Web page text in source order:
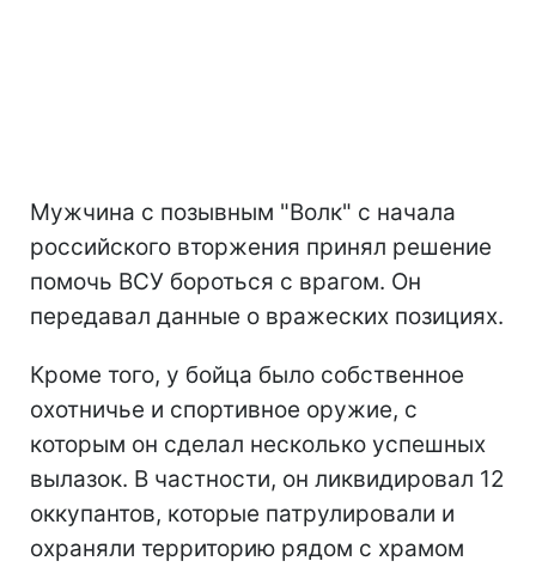
Мужчина с позывным "Волк" с начала
российского вторжения принял решение
помочь ВСУ бороться с врагом. Он
передавал данные о вражеских позициях.
Кроме того, у бойца было собственное
охотничье и спортивное оружие, с
которым он сделал несколько успешных
вылазок. В частности, он ликвидировал 12
оккупантов, которые патрулировали и
охраняли территорию рядом с храмом